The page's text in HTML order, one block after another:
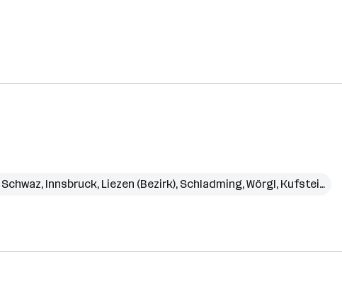
Schwaz, Innsbruck, Liezen (Bezirk), Schladming,Wörgl, Kufstein (Bezirk)